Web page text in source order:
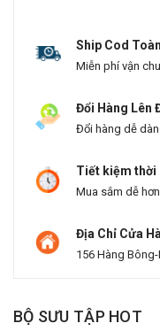
Ship Cod
Miễn phí vận
Đổi Hàng Lên
Đổi hàng dễ
Tiết kiệm thời
Mua sắm dễ
Địa Chỉ Cửa
156 Hàng
BỘ SƯU TẬP HOT